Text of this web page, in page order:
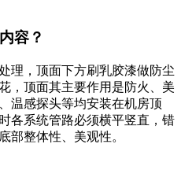
容？
理，顶面下方刷乳胶漆做防尘
，顶面其主要作用是防火、美
温感探头等均安装在机房顶
各系统管路必须横平竖直，错
部整体性、美观性。